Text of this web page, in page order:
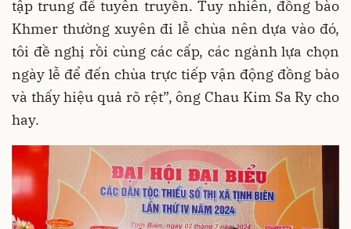
tập trung để tuyên truyền. Tuy nhiên, đồng bào
Khmer thường xuyên đi lễ chùa nên dựa vào đó,
tôi đề nghị rồi cùng các cấp, các ngành lựa chọn
ngày lễ để đến chùa trực tiếp vận động đồng bào
và thấy hiệu quả rõ rệt”, ông Chau Kim Sa Ry cho
hay.